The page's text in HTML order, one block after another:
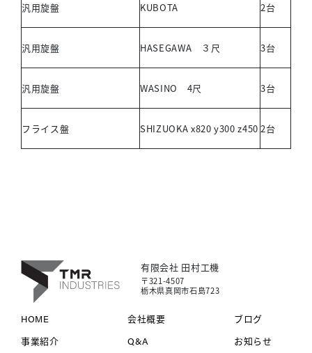
汎用旋盤 KUBOTA 2台
汎用旋盤 HASEGAWA ３尺 3台
汎用旋盤 WASINO 4尺 3台
フライス盤 SHIZUOKA x820 y300 z450 2台
有限会社 田村工機
〒321-4507
栃木県真岡市石島723
HOME
事業紹介
会社概要
Q&A
ブログ
お知らせ